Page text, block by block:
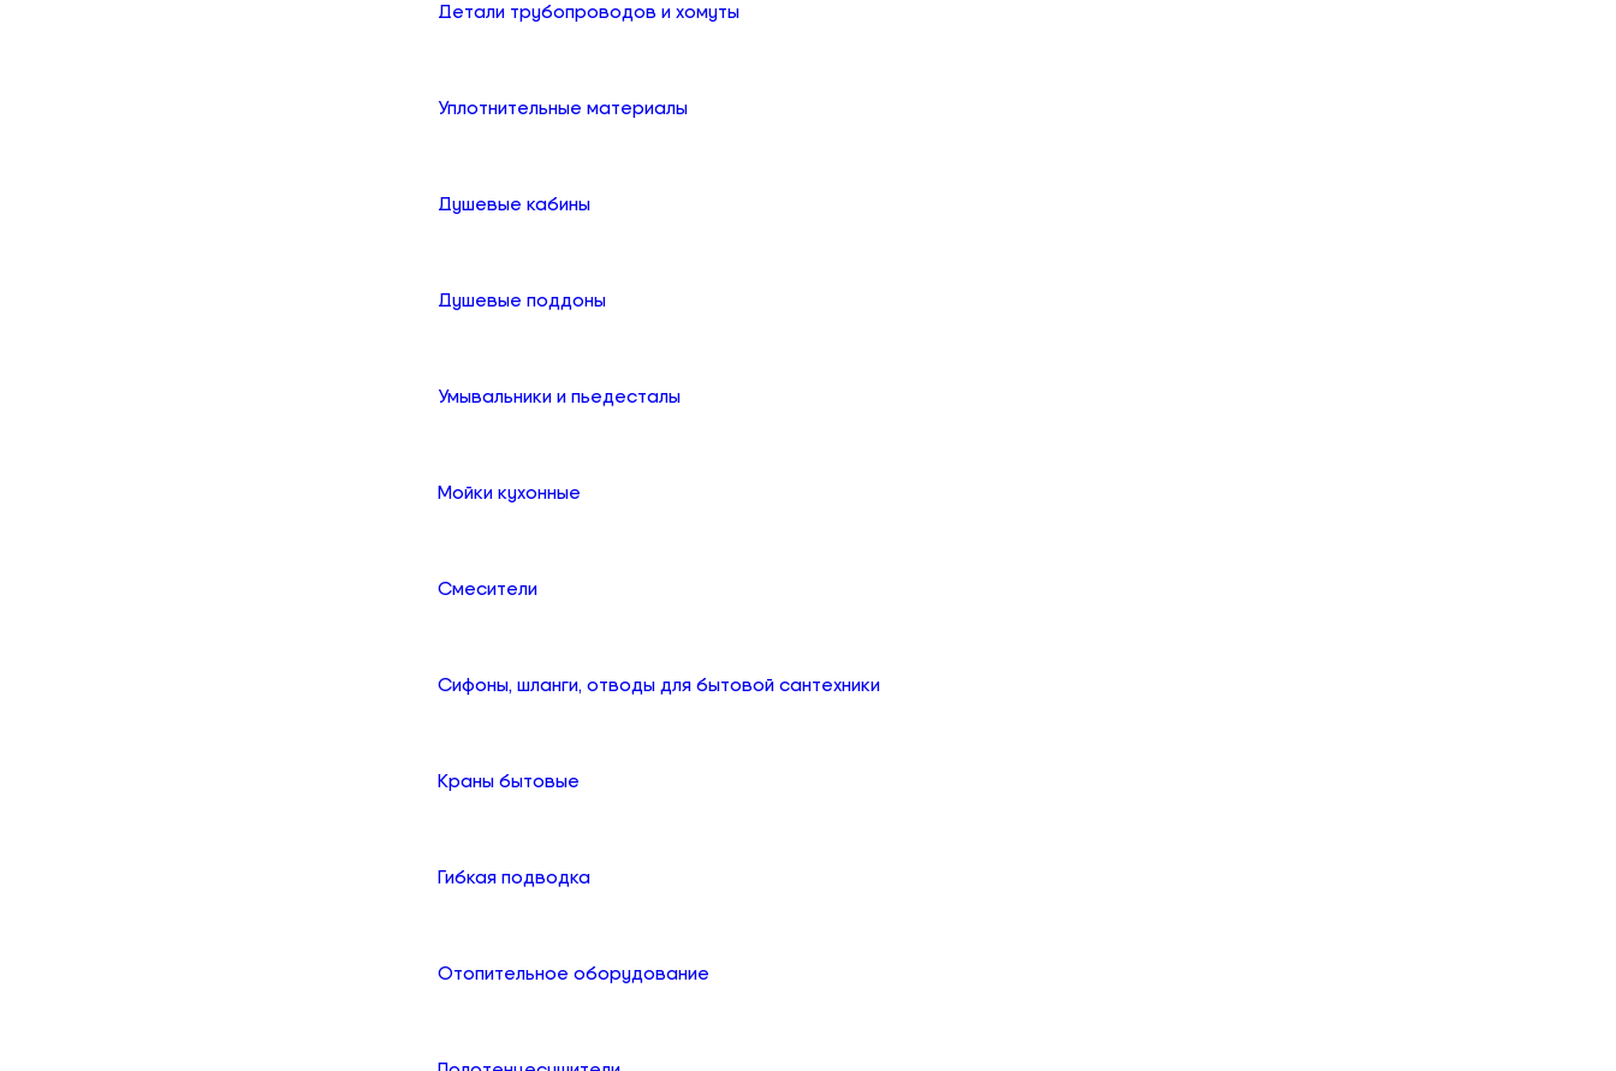
Детали трубопроводов и хомуты
Уплотнительные материалы
Душевые кабины
Душевые поддоны
Умывальники и пьедесталы
Мойки кухонные
Смесители
Сифоны, шланги, отводы для бытовой сантехники
Краны бытовые
Гибкая подводка
Отопительное оборудование